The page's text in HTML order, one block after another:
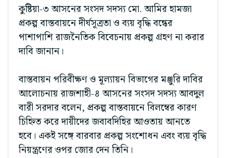
কুষ্টিয়া-৩ আসনের সংসদ সদস্য মো. আমির হামজা
প্রকল্প বাস্তবায়নে দীর্ঘসূত্রতা ও ব্যয় বৃদ্ধি বন্ধের
পাশাপাশি রাজনৈতিক বিবেচনায় প্রকল্প গ্রহণ না করার
দাবি জানান।
বাস্তবায়ন পরিবীক্ষণ ও মূল্যায়ন বিভাগের মঞ্জুরি দাবির
আলোচনায় রাজশাহী-৪ আসনের সংসদ সদস্য আবদুল
বারী সরদার বলেন, প্রকল্প বাস্তবায়নে বিলম্বের কারণ
চিহ্নিত করে দায়ীদের জবাবদিহির আওতায় আনতে
হবে। একই সঙ্গে বারবার প্রকল্প সংশোধন এবং ব্যয় বৃদ্ধি
নিয়ন্ত্রণের ওপর জোর দেন তিনি।